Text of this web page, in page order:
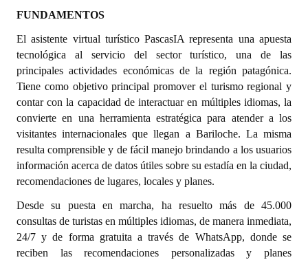
Actas de Sesión
Informes de Unidad Coordinadora
Ejecución Presupuestaria
Actas de Audiencias Públicas
NORMATIVA
Comunicaciones
Declaraciones
Resoluciones
FUNDAMENTOS
El asistente virtual turístico PascasIA representa una apuesta
tecnológica al servicio del sector turístico, una de las
principales actividades económicas de la región patagónica.
Tiene como objetivo principal promover el turismo regional y
contar con la capacidad de interactuar en múltiples idiomas, la
convierte en una herramienta estratégica para atender a los
visitantes internacionales que llegan a Bariloche. La misma
resulta comprensible y de fácil manejo brindando a los usuarios
información acerca de datos útiles sobre su estadía en la ciudad,
recomendaciones de lugares, locales y planes.
Desde su puesta en marcha, ha resuelto más de 45.000
consultas de turistas en múltiples idiomas, de manera inmediata,
24/7 y de forma gratuita a través de WhatsApp, donde se
reciben las recomendaciones personalizadas y planes